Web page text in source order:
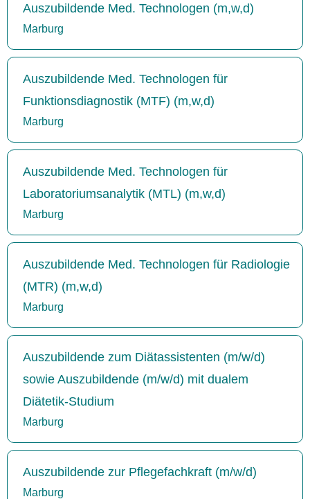
Auszubildende Med. Technologen (m,w,d)
Marburg
Auszubildende Med. Technologen für
Funktionsdiagnostik (MTF) (m,w,d)
Marburg
Auszubildende Med. Technologen für
Laboratoriumsanalytik (MTL) (m,w,d)
Marburg
Auszubildende Med. Technologen für Radiologie
(MTR) (m,w,d)
Marburg
Auszubildende zum Diätassistenten (m/w/d)
sowie Auszubildende (m/w/d) mit dualem
Diätetik-Studium
Marburg
Auszubildende zur Pflegefachkraft (m/w/d)
Marburg